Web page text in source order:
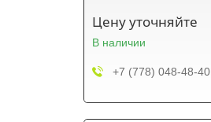
Цену уточняйте
В наличии
+7 (778) 048-48-40